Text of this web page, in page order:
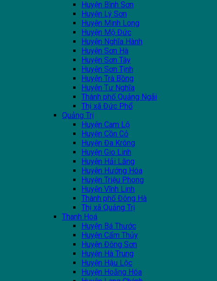
Huyện Bình Sơn
Huyện Lý Sơn
Huyện Minh Long
Huyện Mộ Đức
Huyện Nghĩa Hành
Huyện Sơn Hà
Huyện Sơn Tây
Huyện Sơn Tịnh
Huyện Trà Bồng
Huyện Tư Nghĩa
Thành phố Quảng Ngãi
Thị xã Đức Phổ
Quảng Trị
Huyện Cam Lộ
Huyện Cồn Cỏ
Huyện Đa Krông
Huyện Gio Linh
Huyện Hải Lăng
Huyện Hướng Hóa
Huyện Triệu Phong
Huyện Vĩnh Linh
Thành phố Đông Hà
Thị xã Quảng Trị
Thanh Hoá
Huyện Bá Thước
Huyện Cẩm Thủy
Huyện Đông Sơn
Huyện Hà Trung
Huyện Hậu Lộc
Huyện Hoằng Hóa